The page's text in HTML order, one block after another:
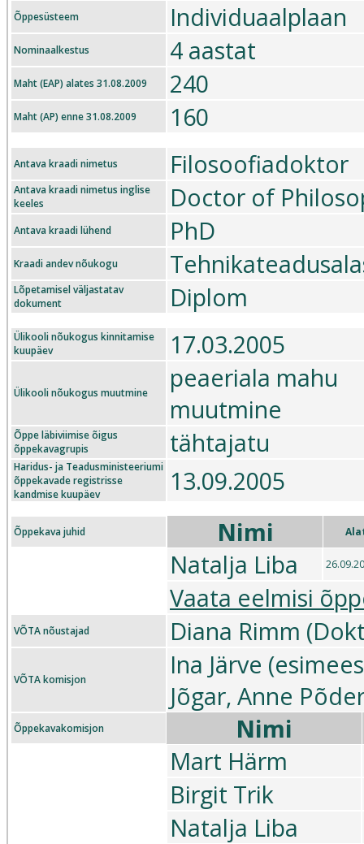
Õppesüsteem Individuaalplaan
Nominaalkestus 4 aastat
Maht (EAP) alates 31.08.2009 240
Maht (AP) enne 31.08.2009 160
Antava kraadi nimetus Filosoofiadoktor
Antava kraadi nimetus inglise
keeles
Doctor of
Antava kraadi lühend PhD
Kraadi andev nõukogu
Lõpetamisel väljastatav
dokument
Diplom
Ülikooli nõukogus kinnitamise
kuupäev
17.03.2005
Ülikooli nõukogus muutmine
peaeriala mahu
muutmine
Õppe läbiviimise õigus
õppekavagrupis
tähtajatu
Haridus- ja Teadusministeeriumi
õppekavade registrisse
kandmise kuupäev
13.09.2005
Õppekava juhid Nimi
Natalja Liba
Vaata eelmisi
VÕTA nõustajad Diana Rimm
VÕTA komisjon
Ina Järve
Jõgar, Anne
Õppekavakomisjon
Nimi
Mart Härm
Birgit Trik
Natalja Liba